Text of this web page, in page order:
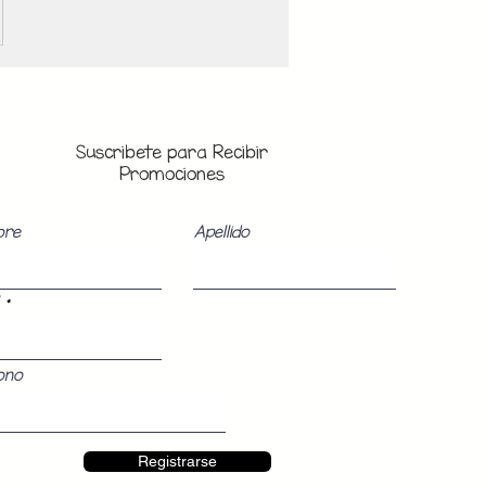
Suscribete para Recibir
Promociones
Apellido
Registrarse